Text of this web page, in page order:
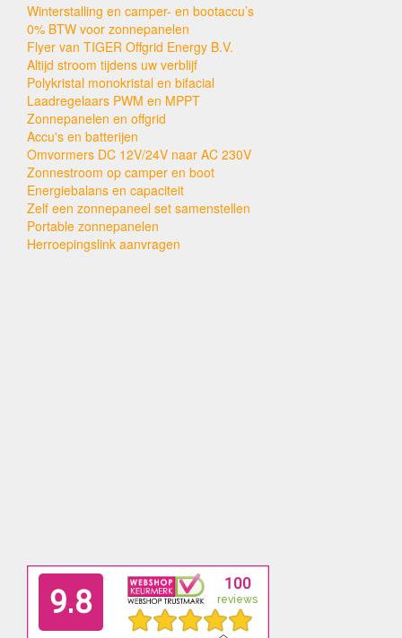
Winterstalling en camper- en bootaccu’s
0% BTW voor zonnepanelen
Flyer van TIGER Offgrid Energy B.V.
Altijd stroom tijdens uw verblijf
Polykristal monokristal en bifacial
Laadregelaars PWM en MPPT
Zonnepanelen en offgrid
Accu's en batterijen
Omvormers DC 12V/24V naar AC 230V
Zonnestroom op camper en boot
Energiebalans en capaciteit
Zelf een zonnepaneel set samenstellen
Portable zonnepanelen
Herroepingslink aanvragen